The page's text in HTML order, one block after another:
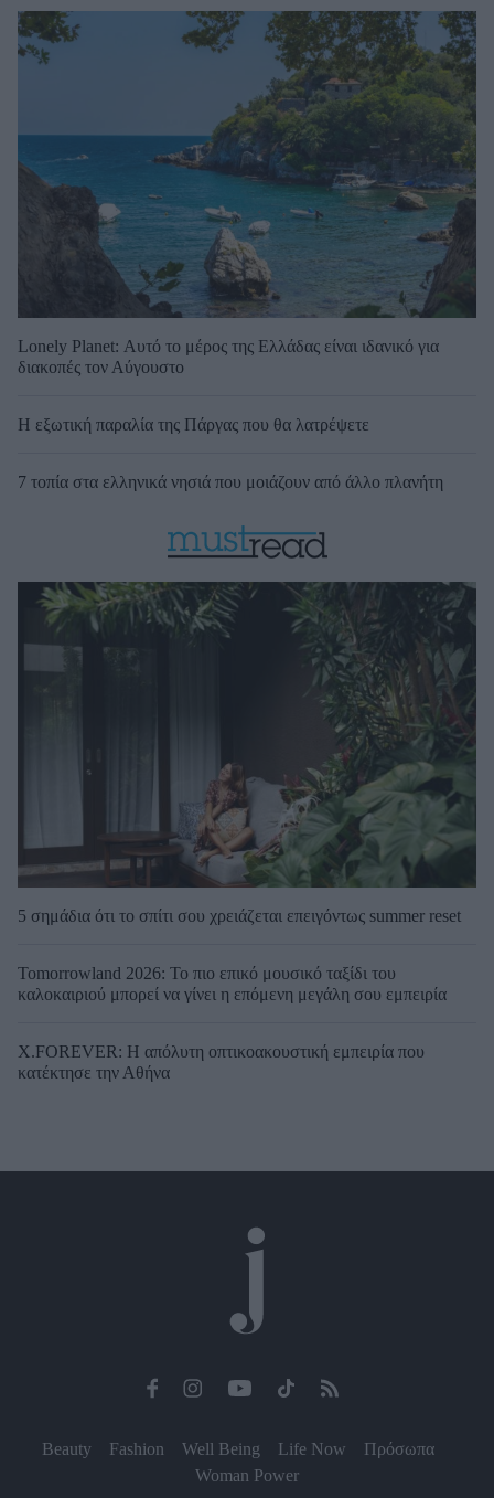
Lonely Planet: Αυτό το μέρος της Ελλάδας είναι ιδανικό για
διακοπές τον Αύγουστο
Η εξωτική παραλία της Πάργας που θα λατρέψετε
7 τοπία στα ελληνικά νησιά που μοιάζουν από άλλο πλανήτη
5 σημάδια ότι το σπίτι σου χρειάζεται επειγόντως summer reset
Tomorrowland 2026: Το πιο επικό μουσικό ταξίδι του
καλοκαιριού μπορεί να γίνει η επόμενη μεγάλη σου εμπειρία
X.FOREVER: Η απόλυτη οπτικοακουστική εμπειρία που
κατέκτησε την Αθήνα
Beauty Fashion Well Being Life Now
Πρόσωπα
Woman Power